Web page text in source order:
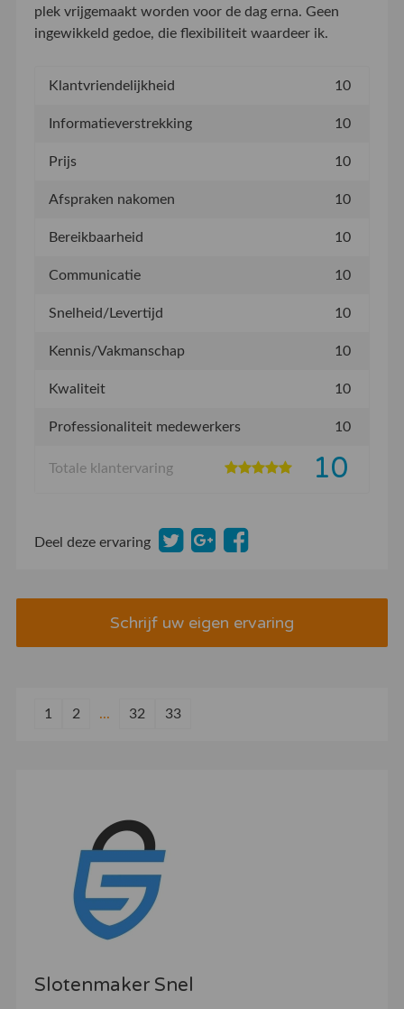
plek vrijgemaakt worden voor de dag erna. Geen
ingewikkeld gedoe, die flexibiliteit waardeer ik.
Klantvriendelijkheid 10
Informatieverstrekking 10
Prijs 10
Afspraken nakomen 10
Bereikbaarheid 10
Communicatie 10
Snelheid/Levertijd 10
Kennis/Vakmanschap 10
Kwaliteit 10
Professionaliteit medewerkers 10
Totale klantervaring 10
Deel deze ervaring
Schrijf uw eigen ervaring
1 2 ... 32 33
Slotenmaker Snel